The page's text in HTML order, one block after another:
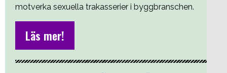
motverka sexuella trakasserier i byggbranschen.
Läs mer!